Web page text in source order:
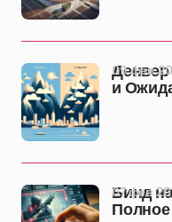
Денвер
и
09 фев
Бинд
Полное
07 фев